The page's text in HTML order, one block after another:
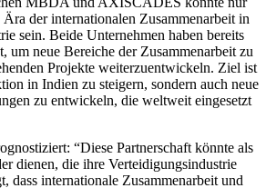
der internationalen Zusammenarbeit in
sein. Beide Unternehmen haben bereits
um neue Bereiche der Zusammenarbeit zu
Projekte weiterzuentwickeln. Ziel ist
in Indien zu steigern, sondern auch neue
zu entwickeln, die weltweit eingesetzt
“Diese Partnerschaft könnte als
dienen, die ihre Verteidigungsindustrie
dass internationale Zusammenarbeit und